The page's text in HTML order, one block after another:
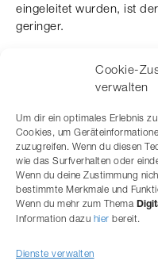
Cookie-
verwalten
Um dir ein optimales Erlebnis
Cookies, um
zuzugreifen. Wenn du diesen
wie das Surfverhalten oder
Wenn du deine Zustimmung
bestimmte Merkmale und
Wenn du mehr zum Thema
Information dazu hier bereit.
Dienste verwalten
eingeleitet wurden, ist
geringer.
frühzeitig handelt und
kann seinen Austritt
Risiken zu minimieren
demonstrieren.
Eine gut strukturierte
mehr als nur ein Vertrag.
Instrument für einen
zukunftsorientierten